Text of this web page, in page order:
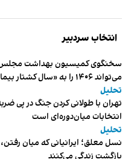
انتخاب سردبیر
سخنگوی کمیسیون بهداشت مجلس:
می‌تواند ۱۴۰۶ را به «سال کشتار بیماران» تبدیل کند
تحلیل
تهران با طولانی کردن جنگ در پی
انتخابات میان‌دوره‌ای است
تحلیل
نسل معلق؛ ایرانیانی که میان